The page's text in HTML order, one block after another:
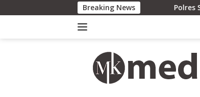
to
Breaking NewsPolres Sekadau